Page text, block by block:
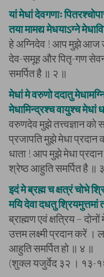
यां मेधां देवगणाः
तया मामद्य मेधयाऽग्ने
हे अग्निदेव ! आप मुझे आज उस
देव-समूह और पितृ-गण
समर्पित है ॥ २ ॥
मेधां मे वरुणो ददातु
मेधामिन्द्रश्च वायुश्च मेधां
वरुणदेव मुझे तत्त्वज्ञान को
प्रजापति मुझे मेधा
धाता ! आप मुझे मेधा
श्रेष्ठ आहुति समर्पित है ॥
इदं मे ब्रह्म च क्षत्रं चोभे
मयि देवा दधतु
ब्राह्मण एवं क्षत्रिय –
उत्तम लक्ष्मी प्रदान करें ।
आहुति समर्पित हो ॥ ४ ॥
(शुक्ल यजुर्वेद ३२ । १३-